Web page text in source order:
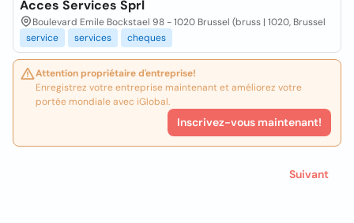
Acces Services Sprl
Boulevard Emile Bockstael 98 - 1020 Brussel (bruss | 1020, Brussel
service
services cheques
Attention propriétaire d'entreprise!
Enregistrez votre entreprise maintenant et améliorez votre
portée mondiale avec iGlobal.
Inscrivez-vous maintenant!
Suivant